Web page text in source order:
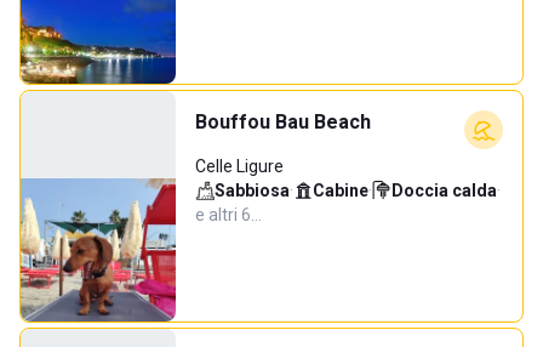
Bouffou Bau Beach
Celle Ligure
Sabbiosa· Cabine· Doccia calda·
e altri 6…